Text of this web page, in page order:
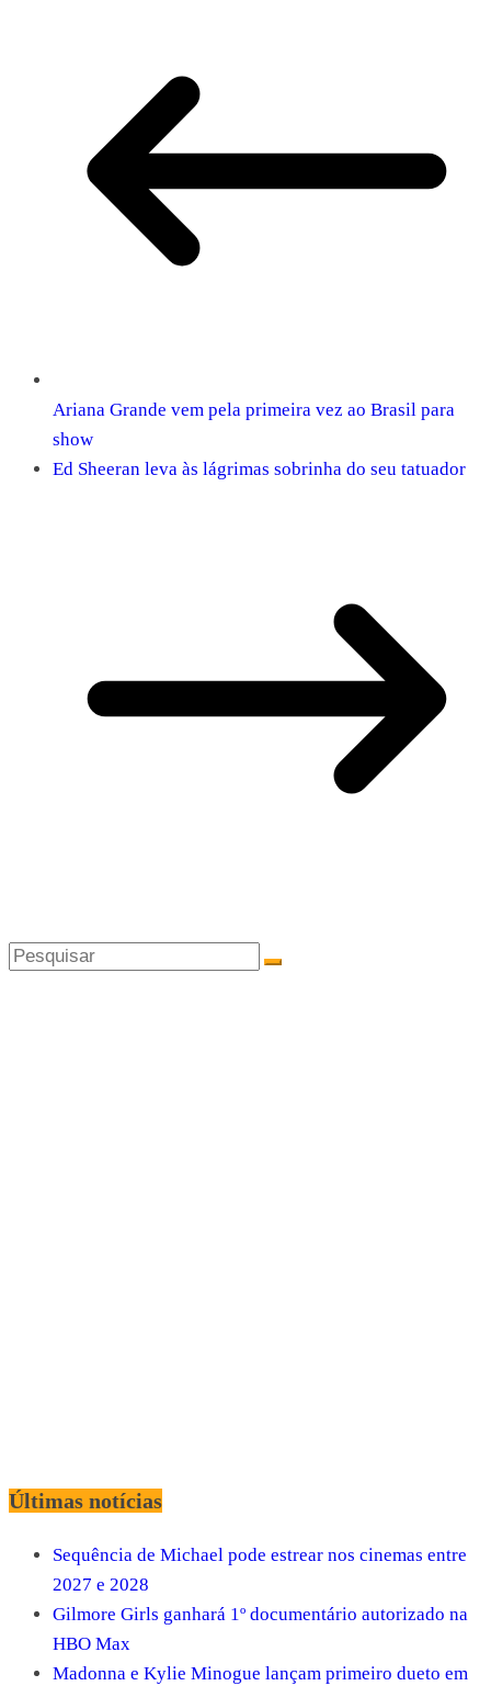
Ariana Grande vem pela primeira vez ao Brasil para
show
Ed Sheeran leva às lágrimas sobrinha do seu tatuador
Últimas notícias
Sequência de Michael pode estrear nos cinemas entre
2027 e 2028
Gilmore Girls ganhará 1º documentário autorizado na
HBO Max
Madonna e Kylie Minogue lançam primeiro dueto em